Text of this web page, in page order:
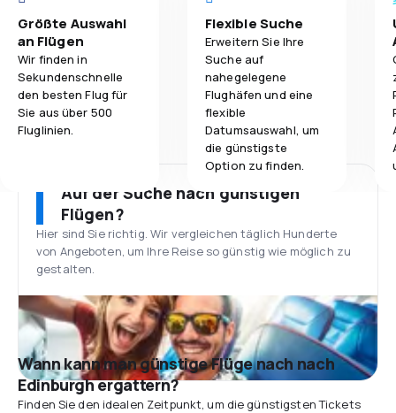
Größte Auswahl
an Flügen
Wir finden in
Sekundenschnelle
den besten Flug für
Sie aus über 500
Fluglinien.
Flexible Suche
Erweitern Sie Ihre
Suche auf
nahegelegene
Flughäfen und eine
flexible
Datumsauswahl, um
die günstigste
Option zu finden.
Auf der Suche nach günstigen
Flügen?
Hier sind Sie richtig. Wir vergleichen täglich Hunderte
von Angeboten, um Ihre Reise so günstig wie möglich zu
gestalten.
Wann kann man günstige Flüge nach nach
Edinburgh ergattern?
Finden Sie den idealen Zeitpunkt, um die günstigsten Tickets